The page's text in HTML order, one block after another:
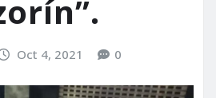
Oct 4, 2021 0